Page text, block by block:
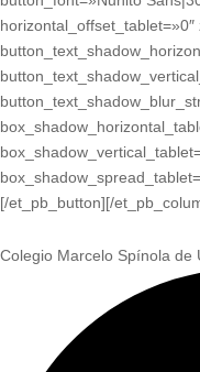
[/et_pb_button][/
Colegio Marcelo Spínola de